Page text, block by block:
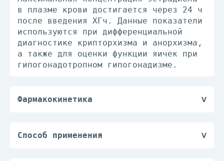
в плазме крови достигается через 24 ч
после введения ХГч. Данные показатели
используются при дифференциальной
диагностике крипторхизма и анорхизма,
а также для оценки функции яичек при
гипогонадотропном гипогонадизме.
Фармакокинетика
концентрация ХГч в плазме крови
Способ применения